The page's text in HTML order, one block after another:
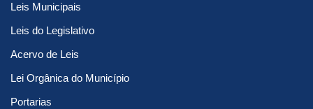
Leis Municipais
Leis do Legislativo
Acervo de Leis
Lei Orgânica do Município
Portarias